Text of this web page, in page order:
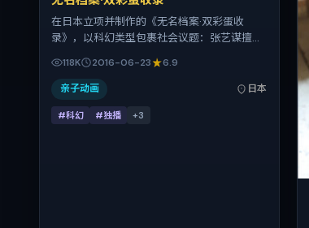
在日本立项并制作的《无名档案·双彩蛋收
录》，以科幻类型包裹社会议题：张艺谋擅长
赞达亚、咏梅的对手戏为看点之一。上映时
间：2016-06-23；片长131分钟；适合关注现
118K 2016-06-23 6.9
亲子动画 日本
#科幻 #独播 +3